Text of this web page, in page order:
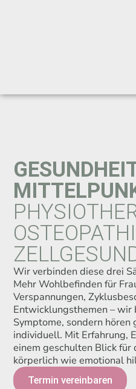
Wir verbinden diese drei
Mehr Wohlbefinden für
Verspannungen,
Entwicklungsthemen – wir
Symptome, sondern
individuell. Mit Erfahrung,
einem geschulten Blick für
körperlich wie emotional
Termin vereinbaren